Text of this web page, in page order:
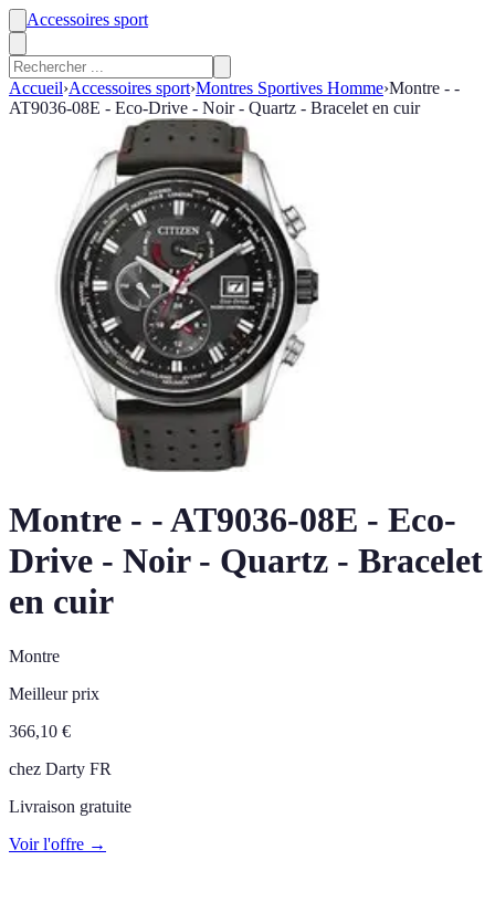
Accessoires sport
Accueil›Accessoires sport›Montres Sportives Homme›Montre - -
AT9036-08E - Eco-Drive - Noir - Quartz - Bracelet en cuir
Montre - - AT9036-08E - Eco-
Drive - Noir - Quartz - Bracelet
en cuir
Montre
Meilleur prix
366,10 €
chez Darty FR
Livraison gratuite
Voir l'offre →